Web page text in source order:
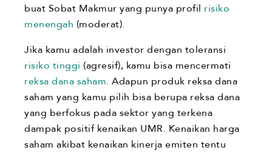
buat Sobat Makmur yang punya profil risiko
menengah (moderat).
Jika kamu adalah investor dengan toleransi
risiko tinggi (agresif), kamu bisa mencermati
reksa dana saham. Adapun produk reksa dana
saham yang kamu pilih bisa berupa reksa dana
yang berfokus pada sektor yang terkena
dampak positif kenaikan UMR. Kenaikan harga
saham akibat kenaikan kinerja emiten tentu